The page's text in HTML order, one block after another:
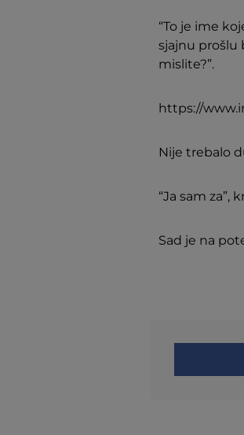
“To je ime
sjajnu prošlu
mislite?”.
https://
Nije trebalo
“Ja sam
Sad je na